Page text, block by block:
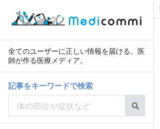
全てのユーザーに正しい情報を届ける。医
師が作る医療メディア。
記事をキーワードで検索